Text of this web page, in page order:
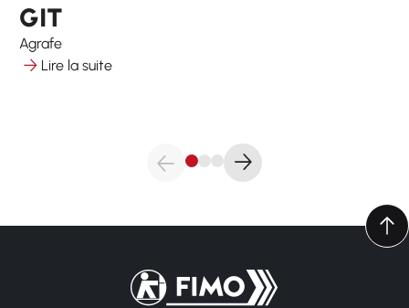
GIT
Agrafe
Lire la suite
Retour à l'accueil